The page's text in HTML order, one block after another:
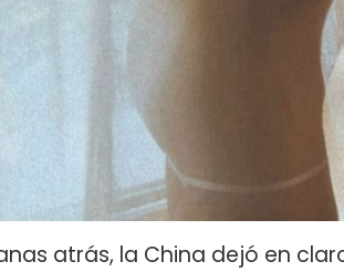
atrás, la China dejó en